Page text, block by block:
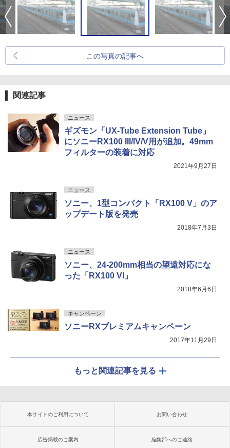
この写真の記事へ
関連記事
ニュース
ギズモン「UX-Tube Extension Tube」
にソニーRX100 III/IV/V用が追加。49mm
フィルターの装着に対応
2021年9月27日
ニュース
ソニー、1型コンパクト「RX100 V」のア
ップデート版を発売
2018年7月3日
ニュース
ソニー、24-200mm相当の望遠対応にな
った「RX100 VI」
2018年6月6日
キャンペーン
ソニーRXプレミアムキャンペーン
2017年11月29日
もっと関連記事を見る
本サイトのご利用について お問い合わせ
広告掲載のご案内 編集部へのご連絡